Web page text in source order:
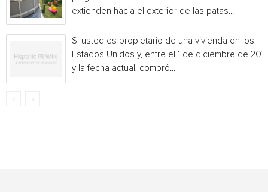
extienden hacia el exterior de las patas...
Si usted es propietario de una vivienda en los
Estados Unidos y, entre el 1 de diciembre de
y la fecha actual, compró...